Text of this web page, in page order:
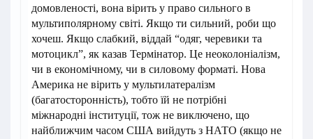
домовленості, вона вірить у право сильного в
мультиполярному світі. Якщо ти сильний, роби що
хочеш. Якщо слабкий, віддай “одяг, черевики та
мотоцикл”, як казав Термінатор. Це неоколоніалізм,
чи в економічному, чи в силовому форматі. Нова
Америка не вірить у мультилатералізм
(багатосторонність), тобто їй не потрібні
міжнародні інституції, тож не виключено, що
найближчим часом США вийдуть з НАТО (якщо не